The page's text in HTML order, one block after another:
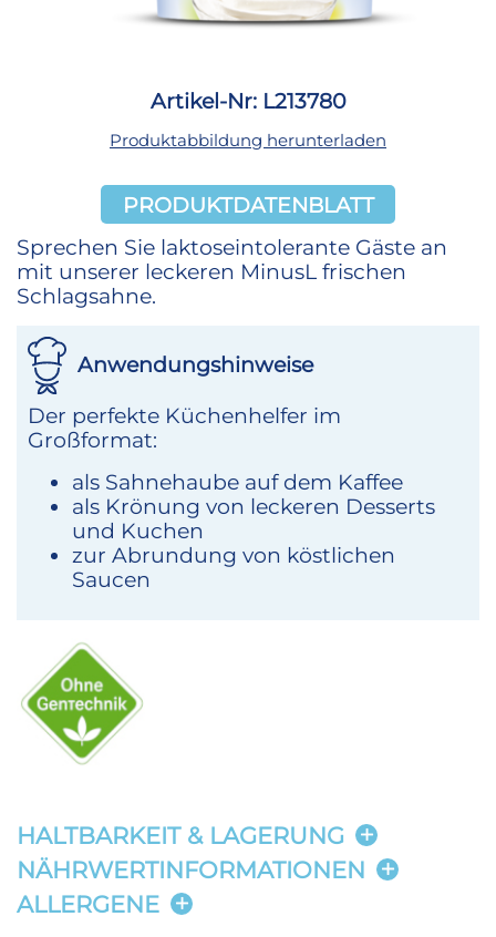
Artikel-Nr: L213780
Produktabbildung herunterladen
PRODUKTDATENBLATT
Sprechen Sie laktoseintolerante Gäste an
mit unserer leckeren MinusL frischen
Schlagsahne.
Anwendungshinweise
Der perfekte Küchenhelfer im
Großformat:
als Sahnehaube auf dem Kaffee
als Krönung von leckeren Desserts
und Kuchen
zur Abrundung von köstlichen
Saucen
HALTBARKEIT & LAGERUNG
NÄHRWERTINFORMATIONEN
ALLERGENE